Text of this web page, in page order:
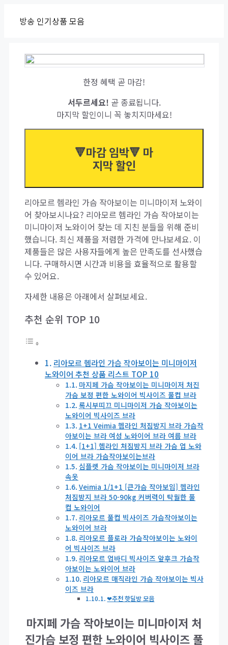
방송 인기상품 모음
한정 혜택 곧 마감!
서두르세요! 곧 종료됩니다.
마지막 할인이니 꼭 놓치지마세요!
🔻마감 임박🔻 마
지막 할인
리아모르 헴라인 가슴 작아보이는 미니마이저 노와이
어 찾아보시나요? 리아모르 헴라인 가슴 작아보이는
미니마이저 노와이어 찾는 데 지친 분들을 위해 준비
했습니다. 최신 제품을 저렴한 가격에 만나보세요. 이
제품들은 많은 사용자들에게 높은 만족도를 선사했습
니다. 구매하시면 시간과 비용을 효율적으로 활용할
수 있어요.
자세한 내용은 아래에서 살펴보세요.
추천 순위 TOP 10
리아모르 헴라인 가슴 작아보이는 미니마이저
노와이어 추천 상품 리스트 TOP 10
마지페 가슴 작아보이는 미니마이저 처진
가슴 보정 편한 노와이어 빅사이즈 풀컵 브라
록시부띠끄 미니마이저 가슴 작아보이는
노와이어 빅사이즈 브라
1+1 Veimia 헴라인 처짐방지 브라 가슴작
아보이는 브라 여성 노와이어 브라 여름 브라
[1+1] 헴라인 처짐방지 브라 가슴 업 노와
이어 브라 가슴작아보이는브라
심플렛 가슴 작아보이는 미니마이저 브라
속옷
Veimia 1/1+1 [큰가슴 작아보임] 헴라인
처짐방지 브라 50-90kg 커버력이 탁월한 풀
컵 노와이어
리아모르 풀컵 빅사이즈 가슴작아보이는
노와이어 브라
리아모르 플로라 가슴작아보이는 노와이
어 빅사이즈 브라
리아모르 업바디 빅사이즈 앞후크 가슴작
아보이는 노와이어 브라
리아모르 매직라인 가슴 작아보이는 빅사
이즈 브라
❤추천 핫딜방 모음
마지페 가슴 작아보이는 미니마이저 처
진가슴 보정 편한 노와이어 빅사이즈 풀